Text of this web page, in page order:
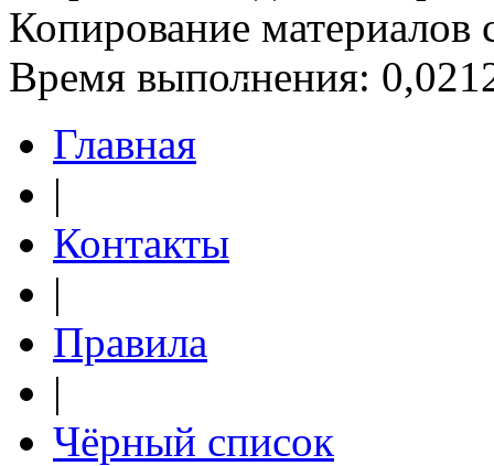
Копирование материалов
Время выполнения:
Главная
|
Контакты
|
Правила
|
Чёрный список